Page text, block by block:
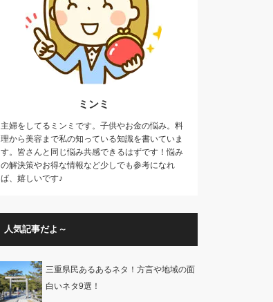
ミンミ
主婦をしてるミンミです。子供やお金の悩み。料
理から美容まで私の知っている知識を書いていま
す。皆さんと同じ悩み共感できるはずです！悩み
の解決策やお得な情報など少しでも参考になれ
ば、嬉しいです♪
人気記事だよ～
三重県民あるあるネタ！方言や地域の面
白いネタ9選！